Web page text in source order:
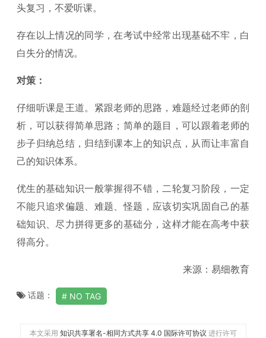
头复习，不爱听课。
存在以上情况的同学，在考试中经常出现基础不牢，白
白失分的情况。
对策：
仔细听课是王道。紧跟老师的思路，难题经过老师的剖
析，可以获得简单思路；简单的题目，可以跟着老师的
步子归纳总结，归结到课本上的知识点，从而让丰富自
己的知识体系。
优生的基础知识一般掌握得不错，二轮复习阶段，一定
不能只追求偏题、难题、怪题，应该切实巩固自己的基
础知识、尽力拼得更多的基础分，这样才能在高考中获
得高分。
来源：易细教育
话题： NO TAG
本文采用 知识共享署名-相同方式共享 4.0 国际许可协议 进行许可